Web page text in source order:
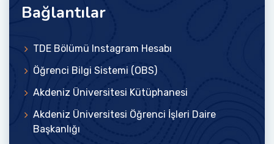
Bağlantılar
TDE Bölümü Instagram Hesabı
Öğrenci Bilgi Sistemi (OBS)
Akdeniz Üniversitesi Kütüphanesi
Akdeniz Üniversitesi Öğrenci İşleri Daire
Başkanlığı